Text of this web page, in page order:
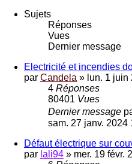
Sujets
Réponses
Vues
Dernier message
Electricité et incendies
par Candela » lun. 1
4 Réponses
80401 Vues
Dernier message
sam. 27 janv. 2024
Défaut électrique sur
par lali94 » mer. 19 févr.